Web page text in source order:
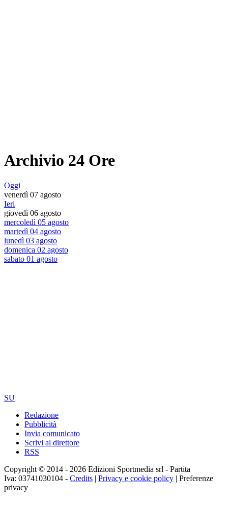
Archivio 24 Ore
Oggi
venerdì 07 agosto
Ieri
giovedì 06 agosto
mercoledì 05 agosto
martedì 04 agosto
lunedì 03 agosto
domenica 02 agosto
sabato 01 agosto
SU
Redazione
Pubblicità
Invia comunicato
Scrivi al direttore
RSS
Copyright © 2014 - 2026 Edizioni Sportmedia srl - Partita
Iva: 03741030104 - Credits | Privacy e cookie policy | Preferenze
privacy